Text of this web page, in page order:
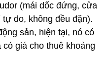
(mái dốc đứng, cửa
do, không đều đặn).
sản, hiện tại, nó có
giá cho thuê khoảng